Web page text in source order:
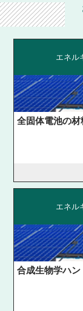
エネル
全固体電池の
エネル
合成生物学ハン